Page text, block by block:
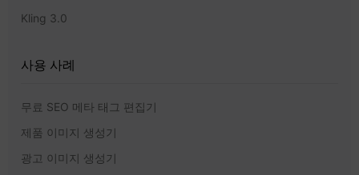
Kling 3.0
사용 사례
무료 SEO 메타 태그 편집기
제품 이미지 생성기
광고 이미지 생성기